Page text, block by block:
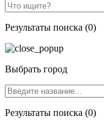
Результаты поиска (0)
Выбрать город
Результаты поиска (0)